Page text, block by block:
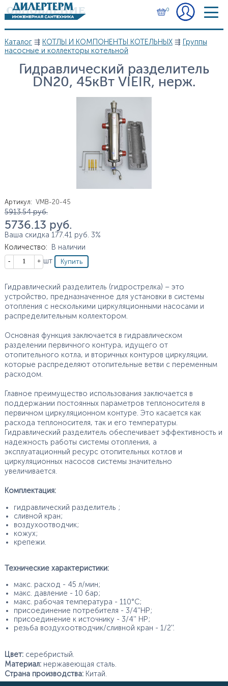
Перейти к основному содержанию
0
Вы здесь
Каталог⇶ КОТЛЫ И КОМПОНЕНТЫ КОТЕЛЬНЫХ⇶ Группы
насосные и коллекторы котельной
Гидравлический разделитель
DN20, 45кВт VIEIR, нерж.
Артикул: VMB-20-45
Цена
5 913.54 руб.
5 736.13 руб.
Ваша скидка 177.41 руб. 3%
Количество:
В наличии
Кол-во
шт
Гидравлический разделитель (гидрострелка) – это
устройство, предназначенное для установки в системы
отопления с несколькими циркуляционными насосами и
распределительным коллектором.
Основная функция заключается в гидравлическом
разделении первичного контура, идущего от
отопительного котла, и вторичных контуров циркуляции,
которые распределяют отопительные ветви с переменным
расходом.
Главное преимущество использования заключается в
поддержании постоянных параметров теплоносителя в
первичном циркуляционном контуре. Это касается как
расхода теплоносителя, так и его температуры.
Гидравлический разделитель обеспечивает эффективность и
надежность работы системы отопления, а
эксплуатационный ресурс отопительных котлов и
циркуляционных насосов системы значительно
увеличивается.
Комплектация:
гидравлический разделитель ;
сливной кран;
воздухоотводчик;
кожух;
крепежи.
Технические характеристики:
макс. расход - 45 л/мин;
макс. давление - 10 бар;
макс. рабочая температура - 110°С;
присоединение потребителя - 3/4''НР;
присоединение к источнику - 3/4'' НР;
резьба воздухоотводчик/сливной кран - 1/2''.
Цвет:серебристый.
Материал: нержавеющая сталь.
Страна производства:Китай.